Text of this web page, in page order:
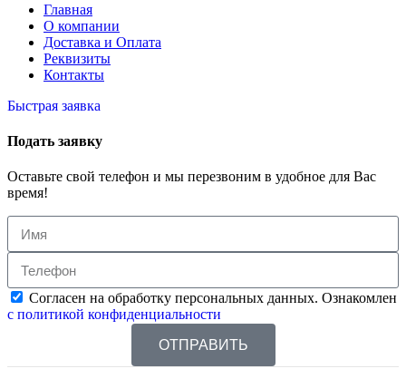
Главная
О компании
Доставка и Оплата
Реквизиты
Контакты
Быстрая заявка
Подать заявку
Оставьте свой телефон и мы перезвоним в удобное для Вас
время!
Согласен на обработку персональных данных. Ознакомлен
с политикой конфиденциальности
ОТПРАВИТЬ